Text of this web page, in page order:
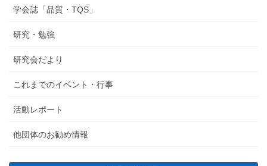
学会誌「品質・TQS」
研究・勉強
研究会だより
これまでのイベント・行事
活動レポート
他団体のお勧め情報